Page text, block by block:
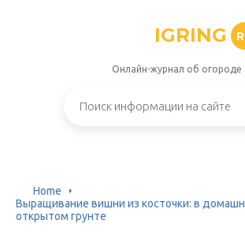
IGRING
Онлайн-журнал об огороде
Home
Выращивание вишни из косточки: в
открытом грунте